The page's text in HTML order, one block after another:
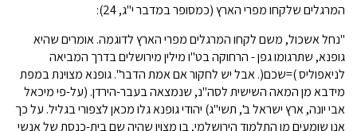
המרגלים שלקחו מפרי הארץ (כמסופר במדבר י"ג, 24):
"נחל אשכול, משם לקחו המרגלים מפרי הארץ לדוגמה. אומרים שהיא
גופנא, שתרגומו גפן - הרחוקה בט"ו מילין מירושלים בדרך המביאה
לניאפוליס )=שכם(. אבל יש לחקור אם אמת הדבר". גופנא מצוינת במפת
מידבא מן המאה השישית לסה"נ, שנמצאה בעבר-הירדן. (על-פי מיכאל
אבי יונה, ארץ ישראל ב', תשי"ג) יהודי גופנא גלו מכאן לצפורי בגליל. על כך
אנו שומעים מן התלמוד הירושלמי, בו מצוין שהיה שם בית-כנסת של אנשי